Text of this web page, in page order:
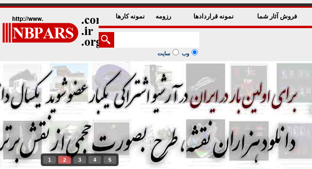
فروش آثار شما نمونه قراردادها رزومه نمونه کارها
وب سایت
1 2 3 4 5